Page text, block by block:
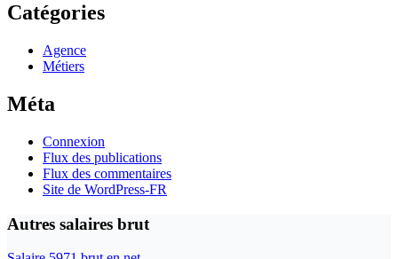
Catégories
Agence
Métiers
Méta
Connexion
Flux des publications
Flux des commentaires
Site de WordPress-FR
Autres salaires brut